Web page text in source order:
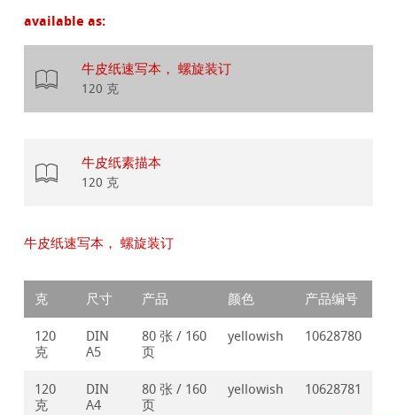
available as:
牛皮纸速写本， 螺旋装订
120 克
牛皮纸素描本
120 克
牛皮纸速写本， 螺旋装订
克 尺寸 产品 颜色 产品编号
120
克
DIN
A5
80 张 / 160
页
yellowish 10628780
120
克
DIN
A4
80 张 / 160
页
yellowish 10628781